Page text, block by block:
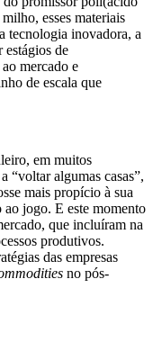
esses materiais
tecnologia inovadora, a
estágios de
mercado e
de escala que
em muitos
“voltar algumas casas”,
mais propício à sua
jogo. E este momento
que incluíram na
produtivos.
das empresas
no pós-